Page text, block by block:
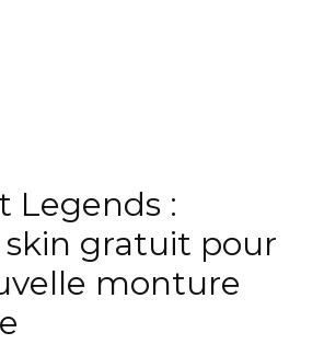
Legends :
skin gratuit pour
monture